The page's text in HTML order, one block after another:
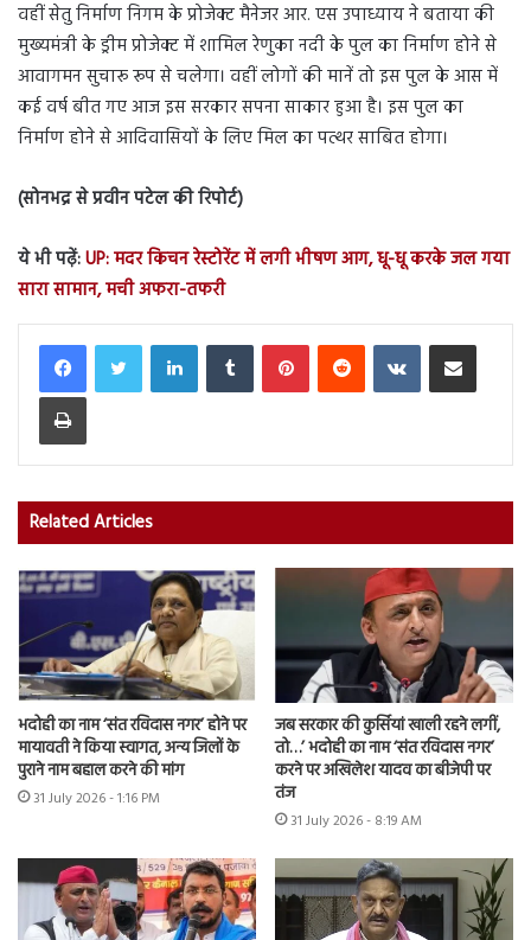
वहीं सेतु निर्माण निगम के प्रोजेक्ट मैनेजर आर. एस उपाध्याय ने बताया की
मुख्यमंत्री के ड्रीम प्रोजेक्ट में शामिल रेणुका नदी के पुल का निर्माण होने से
आवागमन सुचारू रूप से चलेगा। वहीं लोगों की मानें तो इस पुल के आस में
कई वर्ष बीत गए आज इस सरकार सपना साकार हुआ है। इस पुल का
निर्माण होने से आदिवासियों के लिए मिल का पत्थर साबित होगा।
(सोनभद्र से प्रवीन पटेल की रिपोर्ट)
ये भी पढ़ें:UP: मदर किचन रेस्टोरेंट में लगी भीषण आग, धू-धू करके जल गया
सारा सामान, मची अफरा-तफरी
LinkedInTumblr PinterestReddit VKontakteShare via Email
Print
Related Articles
भदोही का नाम ‘संत रविदास नगर’ होने पर
मायावती ने किया स्वागत, अन्य जिलों के
पुराने नाम बहाल करने की मांग
31 July 2026 - 1:16 PM
जब सरकार की कुर्सियां खाली रहने लगीं,
तो…’ भदोही का नाम ‘संत रविदास नगर’
करने पर अखिलेश यादव का बीजेपी पर
तंज
31 July 2026 - 8:19 AM